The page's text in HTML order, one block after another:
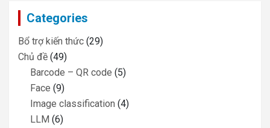
Categories
Bổ trợ kiến thức (29)
Chủ đề (49)
Barcode – QR code (5)
Face (9)
Image classification (4)
LLM (6)